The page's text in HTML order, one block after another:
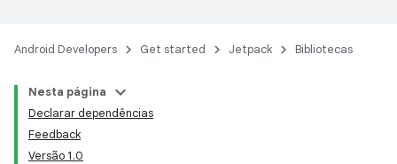
Android Developers Get started Jetpack Bibliotecas
Nesta página
Declarar dependências
Feedback
Versão 1.0